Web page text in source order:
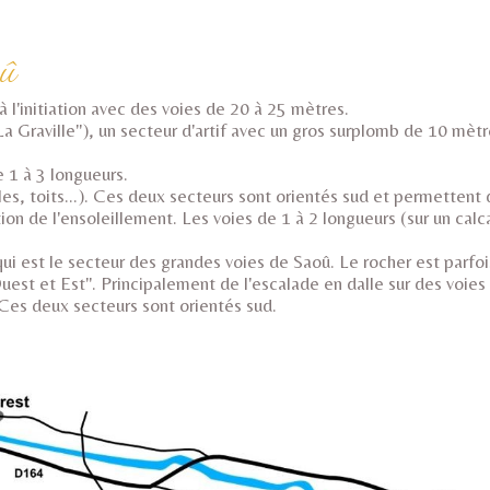
avec des voies de 20 à 25 mètres.
Graville"), un secteur d'artif avec un gros surplomb de 10
1 à 3 longueurs.
toits...). Ces deux secteurs sont orientés sud et permettent
de l'ensoleillement. Les voies de 1 à 2 longueurs (sur un
est le secteur des grandes voies de Saoû. Le rocher est
et Est". Principalement de l'escalade en dalle sur des
deux secteurs sont orientés sud.